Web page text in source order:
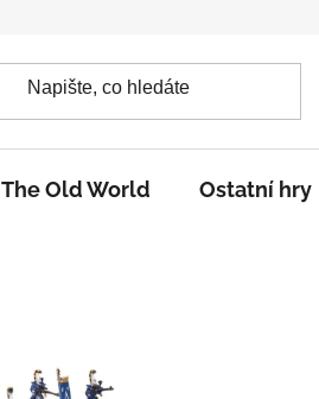
The Old World Ostatní hry